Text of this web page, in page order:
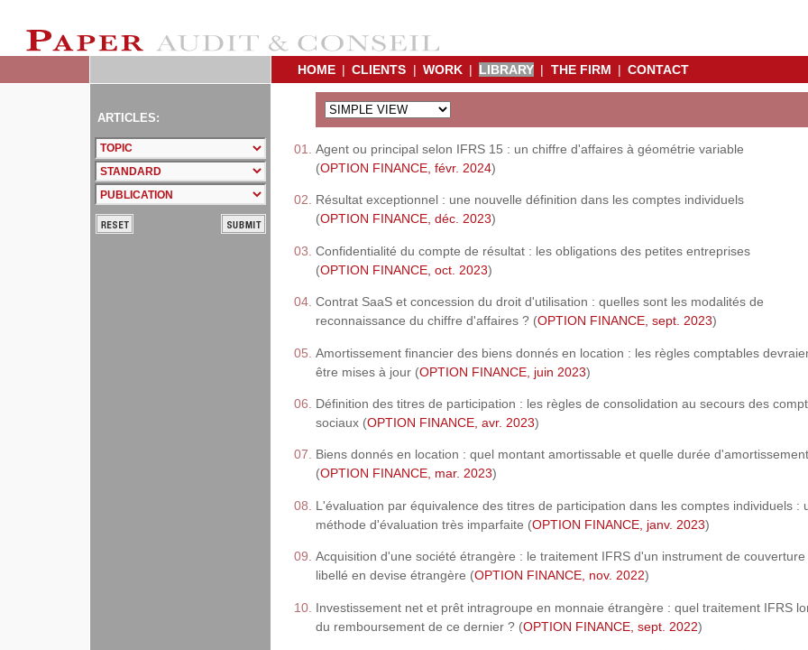
HOME | CLIENTS | WORK | LIBRARY | THE FIRM | CONTACT
ARTICLES:
Agent ou principal selon IFRS 15 : un chiffre d'affaires à géométrie variable
(OPTION FINANCE, févr. 2024)
Résultat exceptionnel : une nouvelle définition dans les comptes individuels
(OPTION FINANCE, déc. 2023)
Confidentialité du compte de résultat : les obligations des petites entreprises
(OPTION FINANCE, oct. 2023)
Contrat SaaS et concession du droit d'utilisation : quelles sont les modalités de
reconnaissance du chiffre d'affaires ? (OPTION FINANCE, sept. 2023)
Amortissement financier des biens donnés en location : les règles comptables
être mises à jour (OPTION FINANCE, juin 2023)
Définition des titres de participation : les règles de consolidation au secours des
sociaux (OPTION FINANCE, avr. 2023)
Biens donnés en location : quel montant amortissable et quelle durée
(OPTION FINANCE, mar. 2023)
L'évaluation par équivalence des titres de participation dans les comptes individuels :
méthode d'évaluation très imparfaite (OPTION FINANCE, janv. 2023)
Acquisition d'une société étrangère : le traitement IFRS d'un instrument de couverture
libellé en devise étrangère (OPTION FINANCE, nov. 2022)
Investissement net et prêt intragroupe en monnaie étrangère : quel traitement IFRS
du remboursement de ce dernier ? (OPTION FINANCE, sept. 2022)